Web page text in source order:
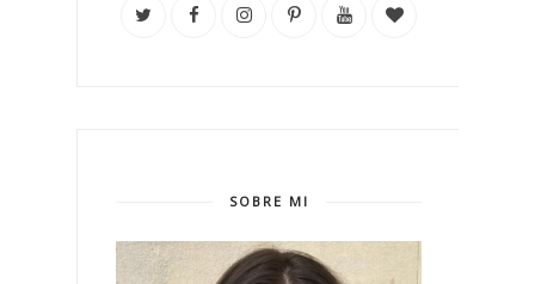
SOBRE MI